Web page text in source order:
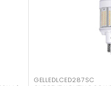
GELLEDLCED287SC